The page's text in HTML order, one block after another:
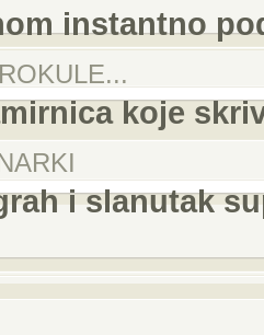
instantno
koje
i slanutak